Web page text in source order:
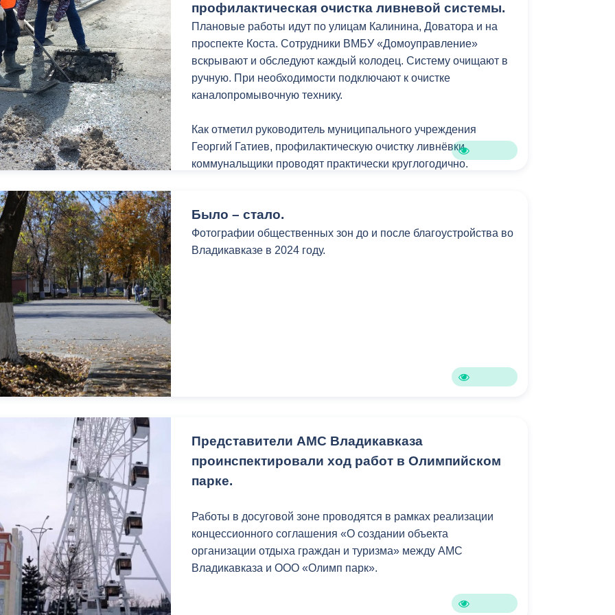
Пресс-служба АМС_Томаева.
профилактическая очистка ливневой системы.
Плановые работы идут по улицам Калинина, Доватора и на
проспекте Коста. Сотрудники ВМБУ «Домоуправление»
вскрывают и обследуют каждый колодец. Систему очищают в
ручную. При необходимости подключают к очистке
каналопромывочную технику.
Как отметил руководитель муниципального учреждения
Георгий Гатиев, профилактическую очистку ливнёвки
коммунальщики проводят практически круглогодично.
Было – стало.
Фотографии общественных зон до и после благоустройства во
Владикавказе в 2024 году.
Представители АМС Владикавказа
проинспектировали ход работ в Олимпийском
парке.
Работы в досуговой зоне проводятся в рамках реализации
концессионного соглашения «О создании объекта
организации отдыха граждан и туризма» между АМС
Владикавказа и ООО «Олимп парк».